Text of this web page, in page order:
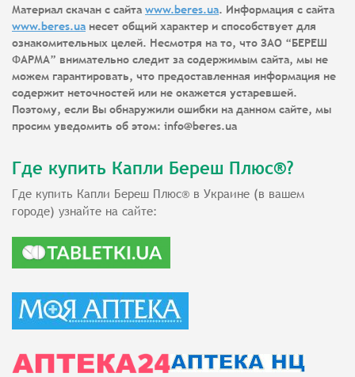
Материал скачан с сайта www.beres.ua. Информация с сайта
www.beres.ua несет общий характер и способствует для
ознакомительных целей. Несмотря на то, что ЗАО “БЕРЕШ
ФАРМА” внимательно следит за содержимым сайта, мы не
можем гарантировать, что предоставленная информация не
содержит неточностей или не окажется устаревшей.
Поэтому, если Вы обнаружили ошибки на данном сайте, мы
просим уведомить об этом: info@beres.ua
Где купить Капли Береш Плюс®?
Где купить Капли Береш Плюс® в Украине (в вашем
городе) узнайте на сайте: